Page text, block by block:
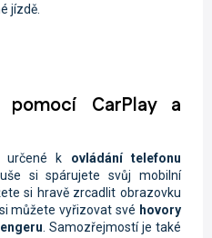
jízdě.
pomocí CarPlay a
určené k ovládání telefonu
si spárujete svůj mobilní
si hravě zrcadlit obrazovku
si můžete vyřizovat své hovory
. Samozřejmostí je také